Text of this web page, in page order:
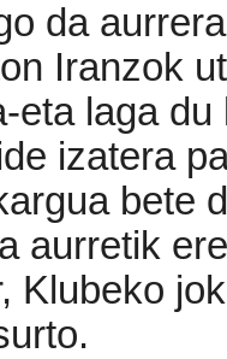
da
Iranzok
eta laga
izatera
bete
aurretik
Klubeko